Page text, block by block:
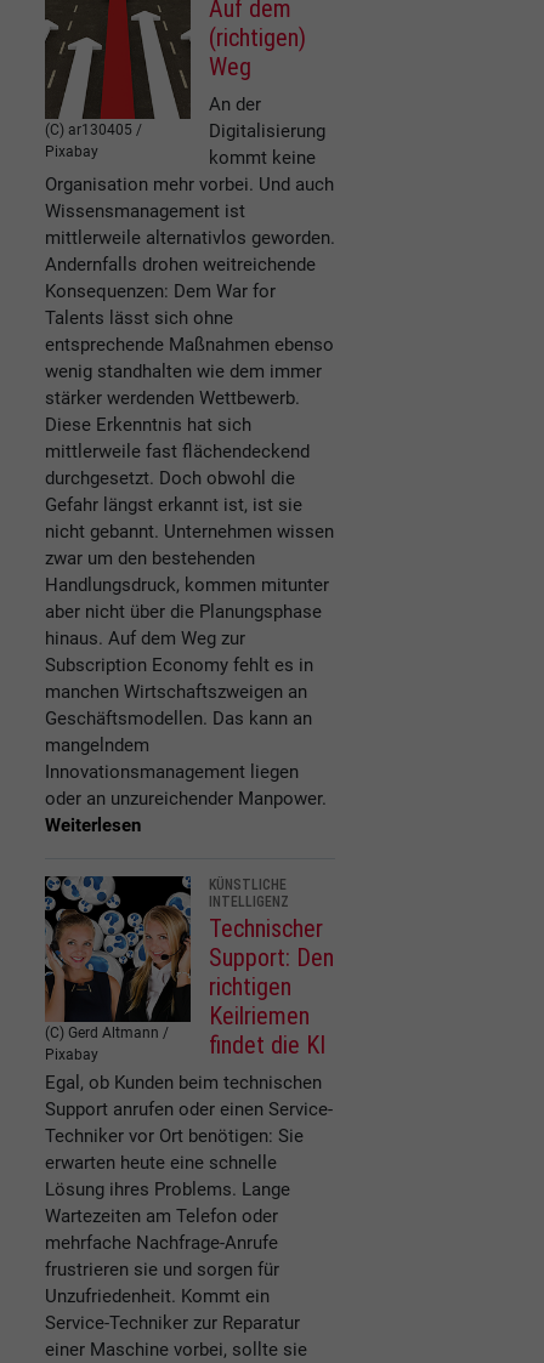
(C) ar130405 /
Pixabay
Auf dem
(richtigen)
Weg
An der
Digitalisierung
kommt keine
Organisation mehr vorbei. Und auch
Wissensmanagement ist
mittlerweile alternativlos geworden.
Andernfalls drohen weitreichende
Konsequenzen: Dem War for
Talents lässt sich ohne
entsprechende Maßnahmen ebenso
wenig standhalten wie dem immer
stärker werdenden Wettbewerb.
Diese Erkenntnis hat sich
mittlerweile fast flächendeckend
durchgesetzt. Doch obwohl die
Gefahr längst erkannt ist, ist sie
nicht gebannt. Unternehmen wissen
zwar um den bestehenden
Handlungsdruck, kommen mitunter
aber nicht über die Planungsphase
hinaus. Auf dem Weg zur
Subscription Economy fehlt es in
manchen Wirtschaftszweigen an
Geschäftsmodellen. Das kann an
mangelndem
Innovationsmanagement liegen
oder an unzureichender Manpower.
Weiterlesen
(C) Gerd Altmann /
Pixabay
KÜNSTLICHE
INTELLIGENZ
Technischer
Support: Den
richtigen
Keilriemen
findet die KI
Egal, ob Kunden beim technischen
Support anrufen oder einen Service-
Techniker vor Ort benötigen: Sie
erwarten heute eine schnelle
Lösung ihres Problems. Lange
Wartezeiten am Telefon oder
mehrfache Nachfrage-Anrufe
frustrieren sie und sorgen für
Unzufriedenheit. Kommt ein
Service-Techniker zur Reparatur
einer Maschine vorbei, sollte sie